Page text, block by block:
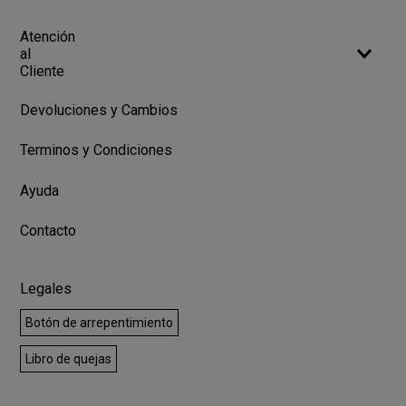
Atención
al
Cliente
Devoluciones y Cambios
Terminos y Condiciones
Ayuda
Contacto
Legales
Botón de arrepentimiento
Libro de quejas